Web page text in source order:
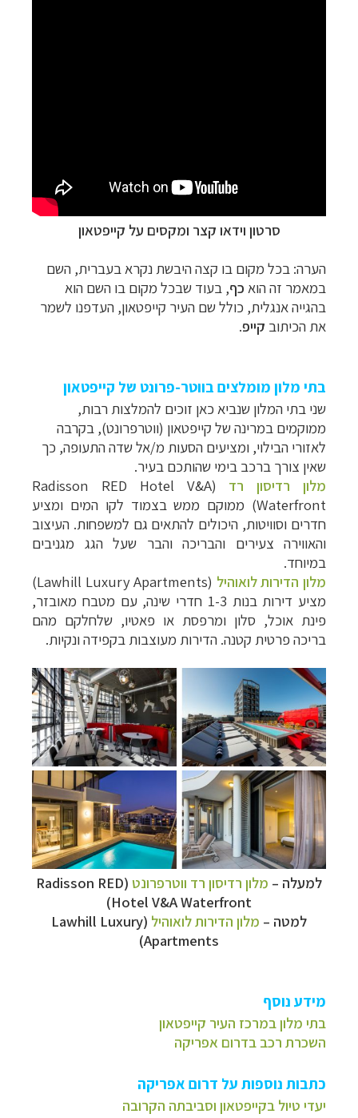
סרטון וידאו קצר ומקסים על קייפטאון
הערה: בכל מקום בו קצה היבשת נקרא בעברית, השם
במאמר זה הוא כף, בעוד שבכל מקום בו השם הוא
בהגייה אנגלית, כולל שם העיר קייפטאון, העדפנו לשמר
את הכיתוב קייפ.
בתי מלון מומלצים בווטר-פרונט של קייפטאון
שני בתי המלון שנביא כאן זוכים להמלצות רבות,
ממוקמים במרינה של קייפטאון (ווטרפרונט), בקרבה
לאזורי הבילוי, ומציעים הסעות מ/אל שדה התעופה, כך
שאין צורך ברכב בימי שהותכם בעיר.
מלון רדיסון רד (
Radisson RED Hotel V&A
Waterfront) ממוקם ממש בצמוד לקו המים ומציע
חדרים וסוויטות, היכולים להתאים גם למשפחות. העיצוב
והאווירה צעירים והבריכה והבר שעל הגג מגניבים
במיוחד.
מלון הדירות לואוהיל (
Lawhill Luxury Apartments
)
מציע דירות בנות 1-3 חדרי שינה, עם מטבח מאובזר,
פינת אוכל, סלון ומרפסת או פאטיו, שלחלקם מהם
בריכה פרטית קטנה. הדירות מעוצבות בקפידה ונקיות.
למעלה – מלון רדיסון רד ווטרפרונט (
Radisson RED
Hotel V&A Waterfront
)
למטה – מלון הדירות לואוהיל (
Lawhill Luxury
Apartments
)
מידע נוסף
בתי מלון במרכז העיר קייפטאון
השכרת רכב בדרום אפריקה
כתבות נוספות על דרום אפריקה
יעדי טיול בקייפטאון וסביבתה הקרובה